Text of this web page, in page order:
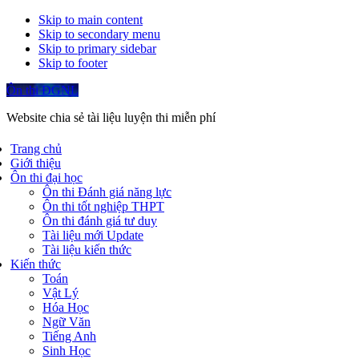
Skip to main content
Skip to secondary menu
Skip to primary sidebar
Skip to footer
Ôn thi ĐGNL
Website chia sẻ tài liệu luyện thi miễn phí
Trang chủ
Giới thiệu
Ôn thi đại học
Ôn thi Đánh giá năng lực
Ôn thi tốt nghiệp THPT
Ôn thi đánh giá tư duy
Tài liệu mới Update
Tài liệu kiến thức
Kiến thức
Toán
Vật Lý
Hóa Học
Ngữ Văn
Tiếng Anh
Sinh Học